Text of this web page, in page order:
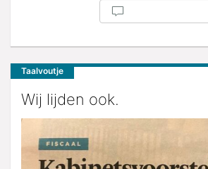
Taalvoutje
Wij lijden ook.